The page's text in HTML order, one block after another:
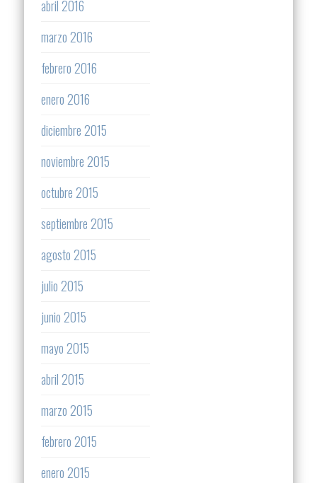
abril 2016
marzo 2016
febrero 2016
enero 2016
diciembre 2015
noviembre 2015
octubre 2015
septiembre 2015
agosto 2015
julio 2015
junio 2015
mayo 2015
abril 2015
marzo 2015
febrero 2015
enero 2015